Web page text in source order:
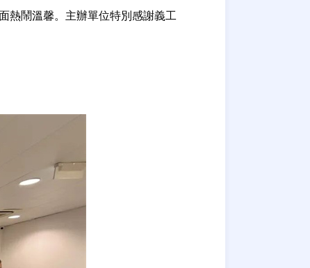
熱鬧溫馨。主辦單位特別感謝義工